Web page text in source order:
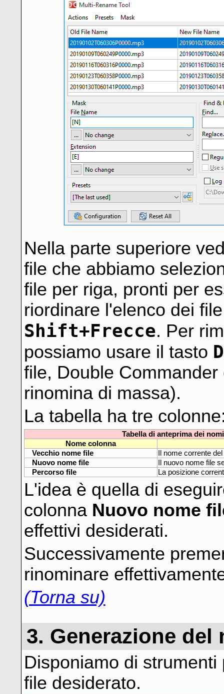
Nella parte superiore
file che abbiamo
file per riga, pronti per
riordinare l'elenco dei
Shift+Frecce. Per
possiamo usare il tasto
file, Double
rinomina di massa).
La tabella ha tre
Tabella di anteprima dei
Nome colonna
Vecchio nome file
Il nome corrente
Nuovo nome file
Il nuovo nome file
Percorso file
La posizione
L'idea è quella di
colonna Nuovo nome
effettivi desiderati.
Successivamente
rinominare
(Torna su)
3. Generazione
Disponiamo di
file desiderato.